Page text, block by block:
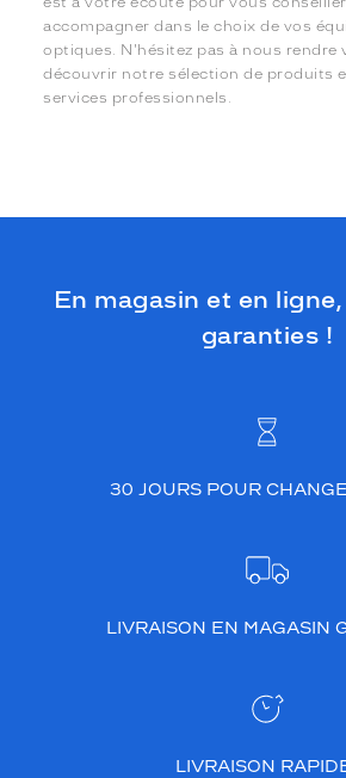
accompagner dans le choix de vos
optiques. N'hésitez pas à nous rendre
découvrir notre sélection de produits
services professionnels.
En magasin et en
garanties !
30 JOURS POUR
LIVRAISON EN MAGASIN
LIVRAISON